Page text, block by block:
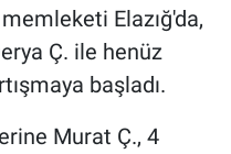
Elazığ'da,
Ç. ile henüz
başladı.
Murat Ç., 4